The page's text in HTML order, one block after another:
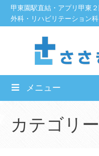
Skip甲東園駅直結・アプリ甲東
外科・リハビリテーション科
メニュー
カテゴリ